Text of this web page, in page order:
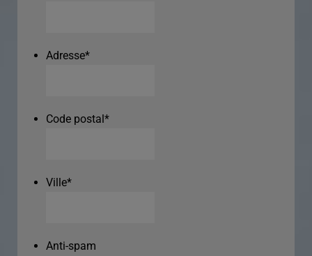
Adresse*
Code postal*
Ville*
Anti-spam